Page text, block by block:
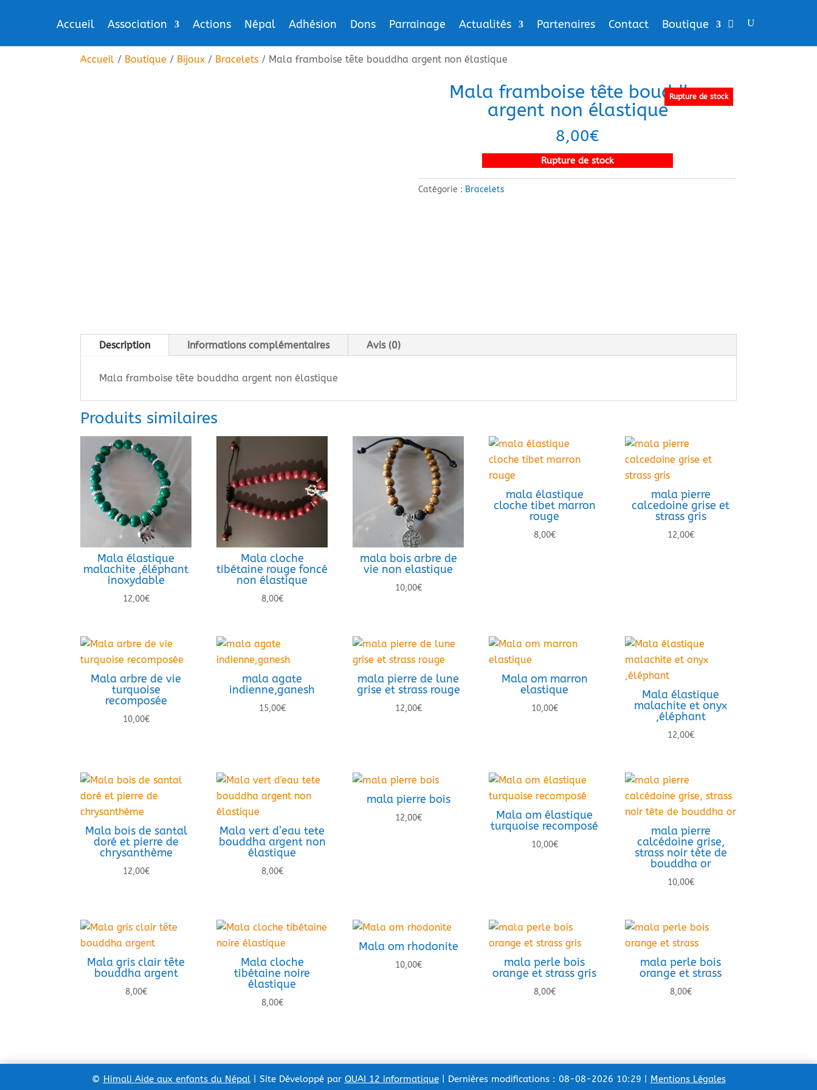
Accueil Association Actions Népal Adhésion Dons Parrainage Actualités Partenaires Contact Boutique
Accueil / Boutique / Bijoux / Bracelets / Mala framboise tête bouddha argent non élastique
Mala framboise tête bouddha
argent non élastique
8,00€
Rupture de stock
Rupture de stock
Catégorie : Bracelets
Description Informations complémentaires Avis (0)
Mala framboise tête bouddha argent non élastique
Produits similaires
Mala élastique
malachite ,éléphant
inoxydable
12,00€
Mala cloche
tibétaine rouge foncé
non élastique
8,00€
mala bois arbre de
vie non elastique
10,00€
mala élastique
cloche tibet marron
rouge
8,00€
mala pierre
calcedoine grise et
strass gris
12,00€
Mala arbre de vie
turquoise
recomposée
10,00€
mala agate
indienne,ganesh
15,00€
mala pierre de lune
grise et strass rouge
12,00€
Mala om marron
elastique
10,00€
Mala élastique
malachite et onyx
,éléphant
12,00€
Mala bois de santal
doré et pierre de
chrysanthème
12,00€
Mala vert d’eau tete
bouddha argent non
élastique
8,00€
mala pierre bois
12,00€
Mala om élastique
turquoise recomposé
10,00€
mala pierre
calcédoine grise,
strass noir tète de
bouddha or
10,00€
Mala gris clair tête
bouddha argent
8,00€
Mala cloche
tibétaine noire
élastique
8,00€
Mala om rhodonite
10,00€
mala perle bois
orange et strass gris
8,00€
mala perle bois
orange et strass
8,00€
© Himali Aide aux enfants du Népal | Site Développé par QUAI 12 informatique | Dernières modifications : 08-08-2026 10:29 | Mentions Légales